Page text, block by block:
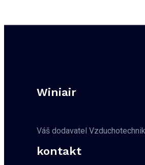
Winiair
Váš dodavatel
kontakt